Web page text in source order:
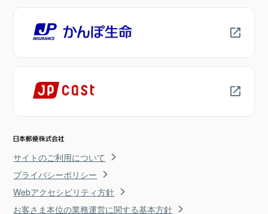
サイトのご利用について
プライバシーポリシー
Webアクセシビリティ方針
お客さま本位の業務運営に関する基本方針